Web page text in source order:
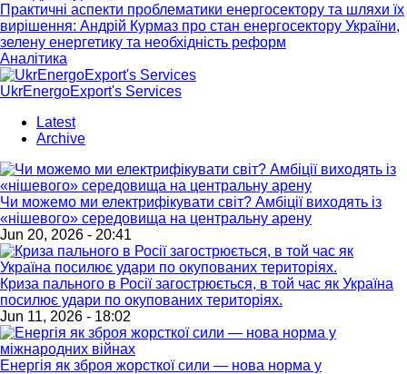
Практичні аспекти проблематики енергосектору та шляхи їх
вирішення: Андрій Курмаз про стан енергосектору України,
зелену енергетику та необхідність реформ
Аналітика
UkrEnergoExport's Services
Latest
Archive
Чи можемо ми електрифікувати світ? Амбіції виходять із
«нішевого» середовища на центральну арену
Jun 20, 2026 - 20:41
Криза пального в Росії загострюється, в той час як Україна
посилює удари по окупованих територіях.
Jun 11, 2026 - 18:02
Енергія як зброя жорсткої сили — нова норма у